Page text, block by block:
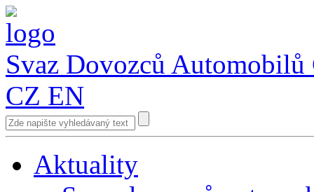
Svaz Dovozců Automobilů
CZ EN
Aktuality